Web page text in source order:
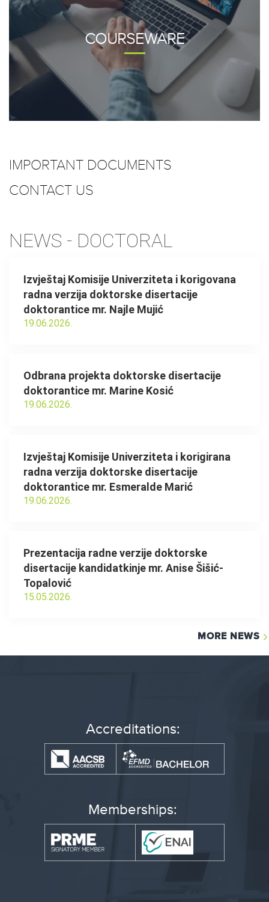
COURSEWARE
IMPORTANT DOCUMENTS
CONTACT US
NEWS - DOCTORAL
Izvještaj Komisije Univerziteta i korigovana
radna verzija doktorske disertacije
doktorantice mr. Najle Mujić
19.06.2026.
Odbrana projekta doktorske disertacije
doktorantice mr. Marine Kosić
19.06.2026.
Izvještaj Komisije Univerziteta i korigirana
radna verzija doktorske disertacije
doktorantice mr. Esmeralde Marić
19.06.2026.
Prezentacija radne verzije doktorske
disertacije kandidatkinje mr. Anise Šišić-
Topalović
15.05.2026.
MORE NEWS
Accreditations:
Memberships: